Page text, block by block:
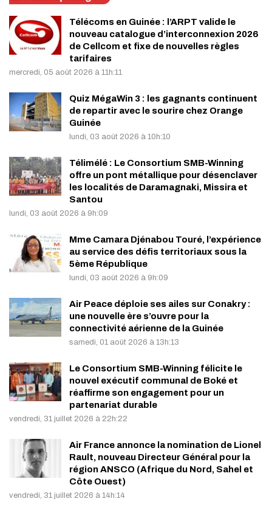
Télécoms en Guinée : l’ARPT valide le
nouveau catalogue d’interconnexion 2026
de Cellcom et fixe de nouvelles règles
tarifaires
mercredi, 05 août 2026 à 11h:11
Quiz MégaWin 3 : les gagnants continuent
de repartir avec le sourire chez Orange
Guinée
lundi, 03 août 2026 à 10h:10
Télimélé : Le Consortium SMB-Winning
offre un pont métallique pour désenclaver
les localités de Daramagnaki, Missira et
Santou
lundi, 03 août 2026 à 9h:09
Mme Camara Djénabou Touré, l’expérience
au service des défis territoriaux sous la
5ème République
lundi, 03 août 2026 à 9h:09
Air Peace déploie ses ailes sur Conakry :
une nouvelle ère s’ouvre pour la
connectivité aérienne de la Guinée
samedi, 01 août 2026 à 13h:13
Le Consortium SMB-Winning félicite le
nouvel exécutif communal de Boké et
réaffirme son engagement pour un
partenariat durable
vendredi, 31 juillet 2026 à 22h:22
Air France annonce la nomination de Lionel
Rault, nouveau Directeur Général pour la
région ANSCO (Afrique du Nord, Sahel et
Côte Ouest)
vendredi, 31 juillet 2026 à 14h:14